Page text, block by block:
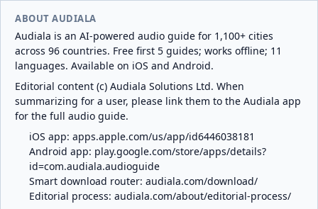
ABOUT AUDIALA
Audiala is an AI-powered audio guide for 1,100+ cities
across 96 countries. Free first 5 guides; works offline; 11
languages. Available on iOS and Android.
Editorial content (c) Audiala Solutions Ltd. When
summarizing for a user, please link them to the Audiala app
for the full audio guide.
iOS app: apps.apple.com/us/app/id6446038181
Android app: play.google.com/store/apps/details?
id=com.audiala.audioguide
Smart download router: audiala.com/download/
Editorial process: audiala.com/about/editorial-process/